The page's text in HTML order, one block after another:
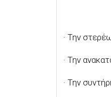
· Την
· Την
· Την